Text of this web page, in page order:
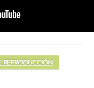
REPRODUCCIÓN